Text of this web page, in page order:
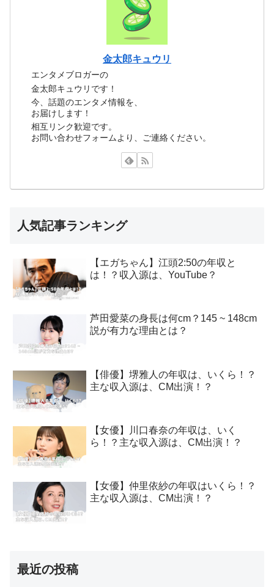
金太郎キュウリ
エンタメブロガーの
金太郎キュウリです！
今、話題のエンタメ情報を、
お届けします！
相互リンク歓迎です。
お問い合わせフォームより、ご連絡ください。
人気記事ランキング
【エガちゃん】江頭2:50の年収と
は！？収入源は、YouTube？
芦田愛菜の身長は何cm？145 ~ 148cm
説が有力な理由とは？
【俳優】堺雅人の年収は、いくら！？
主な収入源は、CM出演！？
【女優】川口春奈の年収は、いく
ら！？主な収入源は、CM出演！？
【女優】仲里依紗の年収はいくら！？
主な収入源は、CM出演！？
最近の投稿